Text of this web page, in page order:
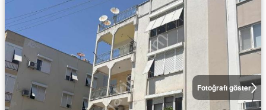
Fotoğrafı göster